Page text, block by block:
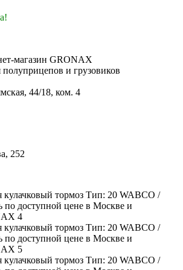
магазин GRONAX
полуприцепов и грузовиков
44/18, ком. 4
252